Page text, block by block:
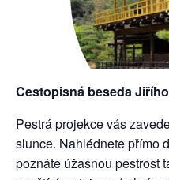
Cestopisná beseda
Pestrá projekce vás
slunce. Nahlédnete přímo
poznáte úžasnou pestrost